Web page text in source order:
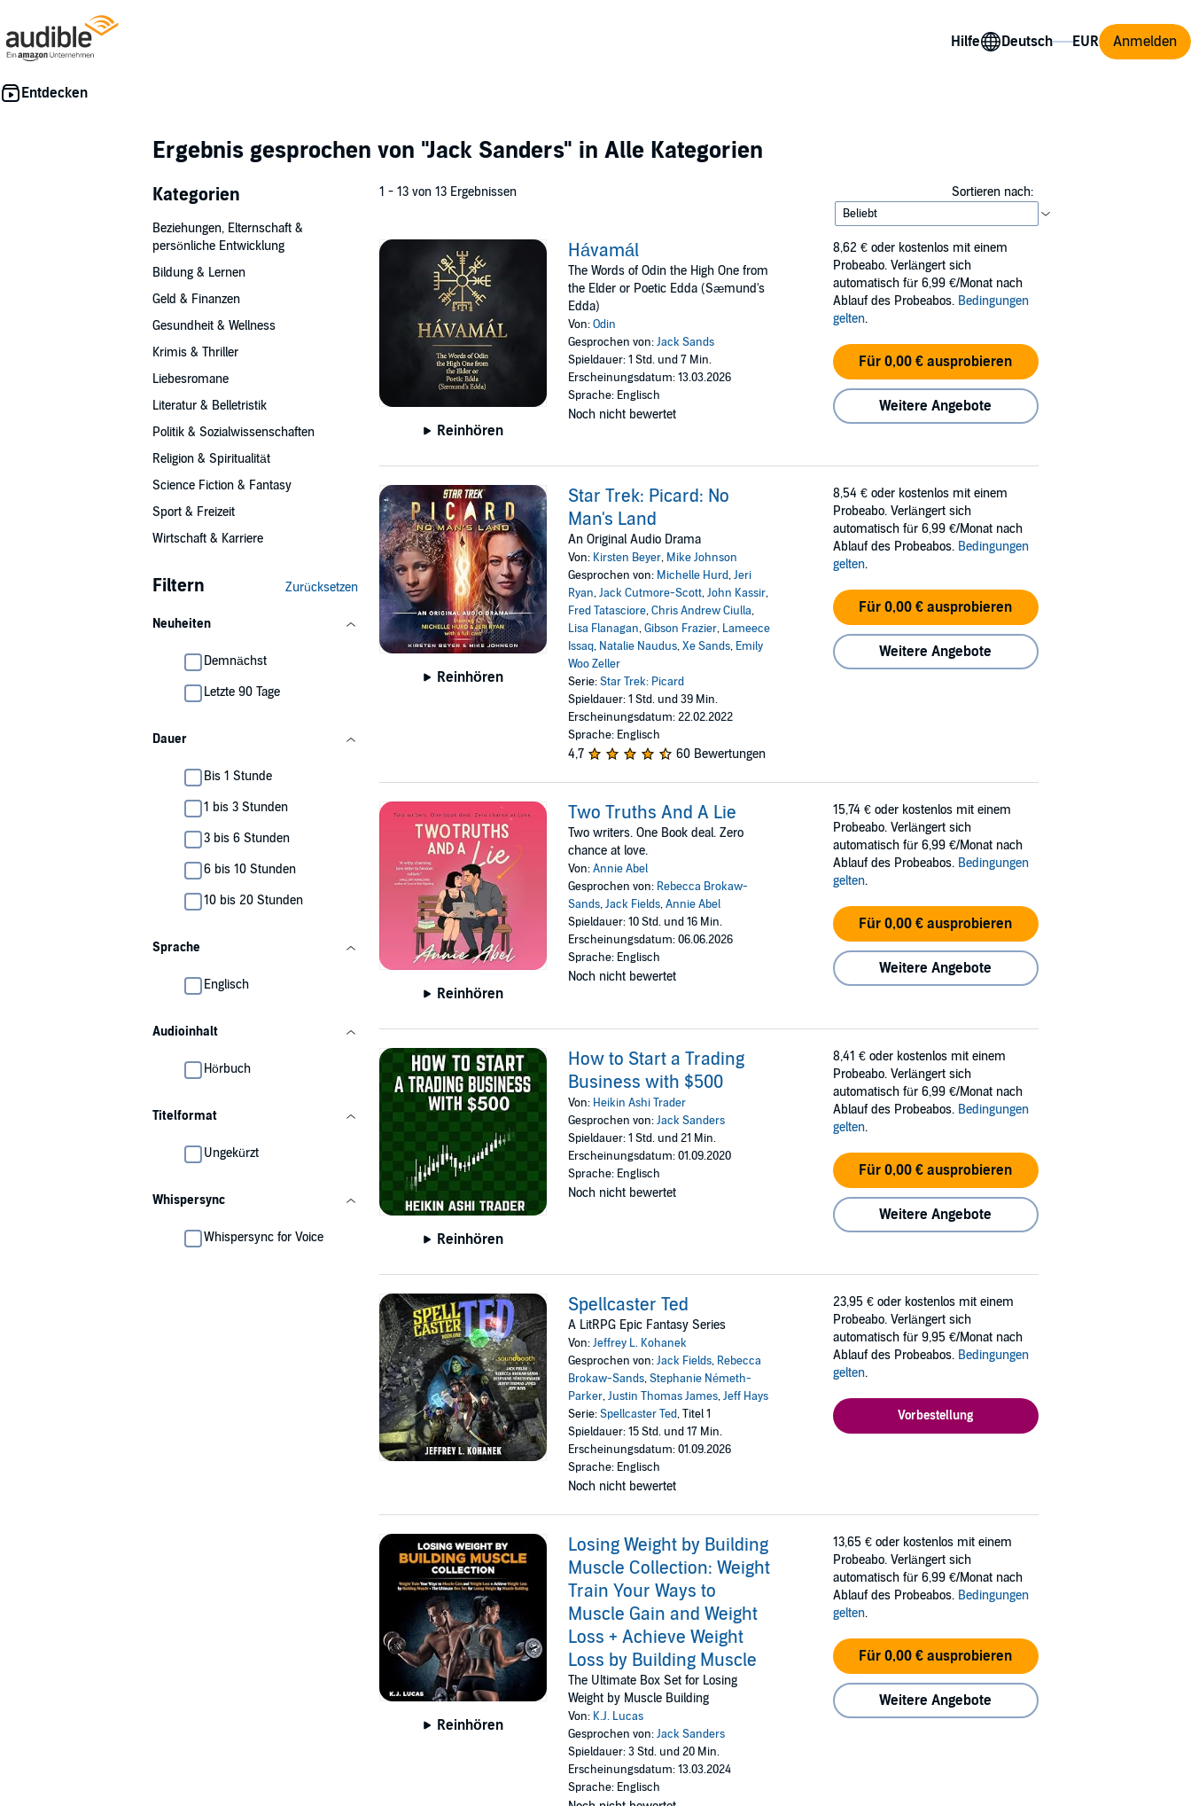
Hilfe Anmelden
Ergebnis gesprochen von "Jack Sanders" in Alle Kategorien
Kategorien
Beziehungen, Elternschaft &
persönliche Entwicklung
Bildung & Lernen
Geld & Finanzen
Gesundheit & Wellness
Krimis & Thriller
Liebesromane
Literatur & Belletristik
Politik & Sozialwissenschaften
Religion & Spiritualität
Science Fiction & Fantasy
Sport & Freizeit
Wirtschaft & Karriere
Filtern Zurücksetzen
Neuheiten
Demnächst
Letzte 90 Tage
Dauer
Bis 1 Stunde
1 bis 3 Stunden
3 bis 6 Stunden
6 bis 10 Stunden
10 bis 20 Stunden
Sprache
Englisch
Audioinhalt
Hörbuch
Titelformat
Ungekürzt
Whispersync
Whispersync for Voice
1 - 13 von 13 Ergebnissen Sortieren nach:
Reinhören
Hávamál
The Words of Odin the High One from
the Elder or Poetic Edda (Sæmund's
Edda)
Von:Odin
Gesprochen von:Jack Sands
Spieldauer: 1 Std. und 7 Min.
Erscheinungsdatum: 13.03.2026
Sprache: Englisch
Noch nicht bewertet
8,62 € oder kostenlos mit einem
Probeabo. Verlängert sich
automatisch für 6,99 €/Monat nach
Ablauf des Probeabos. Bedingungen
gelten.
Für 0,00 € ausprobieren
Weitere Angebote
Reinhören
Star Trek: Picard: No
Man's Land
An Original Audio Drama
Von: Kirsten Beyer, Mike Johnson
Gesprochen von: Michelle Hurd,Jeri
Ryan,Jack Cutmore-Scott,John Kassir,
Fred Tatasciore,Chris Andrew Ciulla,
Lisa Flanagan,Gibson Frazier, Lameece
Issaq, Natalie Naudus,Xe Sands, Emily
Woo Zeller
Serie:Star Trek: Picard
Spieldauer: 1 Std. und 39 Min.
Erscheinungsdatum: 22.02.2022
Sprache: Englisch
4,7 60 Bewertungen
8,54 € oder kostenlos mit einem
Probeabo. Verlängert sich
automatisch für 6,99 €/Monat nach
Ablauf des Probeabos. Bedingungen
gelten.
Für 0,00 € ausprobieren
Weitere Angebote
Reinhören
Two Truths And A Lie
Two writers. One Book deal. Zero
chance at love.
Von:Annie Abel
Gesprochen von: Rebecca Brokaw-
Sands,Jack Fields,Annie Abel
Spieldauer: 10 Std. und 16 Min.
Erscheinungsdatum: 06.06.2026
Sprache: Englisch
Noch nicht bewertet
15,74 € oder kostenlos mit einem
Probeabo. Verlängert sich
automatisch für 6,99 €/Monat nach
Ablauf des Probeabos. Bedingungen
gelten.
Für 0,00 € ausprobieren
Weitere Angebote
Reinhören
How to Start a Trading
Business with $500
Von: Heikin Ashi Trader
Gesprochen von:Jack Sanders
Spieldauer: 1 Std. und 21 Min.
Erscheinungsdatum: 01.09.2020
Sprache: Englisch
Noch nicht bewertet
8,41 € oder kostenlos mit einem
Probeabo. Verlängert sich
automatisch für 6,99 €/Monat nach
Ablauf des Probeabos. Bedingungen
gelten.
Für 0,00 € ausprobieren
Weitere Angebote
Spellcaster Ted
A LitRPG Epic Fantasy Series
Von:Jeffrey L. Kohanek
Gesprochen von:Jack Fields, Rebecca
Brokaw-Sands,Stephanie Németh-
Parker,Justin Thomas James,Jeff Hays
Serie:Spellcaster Ted, Titel 1
Spieldauer: 15 Std. und 17 Min.
Erscheinungsdatum: 01.09.2026
Sprache: Englisch
Noch nicht bewertet
23,95 € oder kostenlos mit einem
Probeabo. Verlängert sich
automatisch für 9,95 €/Monat nach
Ablauf des Probeabos. Bedingungen
gelten.
Vorbestellung
Reinhören
Losing Weight by Building
Muscle Collection: Weight
Train Your Ways to
Muscle Gain and Weight
Loss + Achieve Weight
Loss by Building Muscle
The Ultimate Box Set for Losing
Weight by Muscle Building
Von: K.J. Lucas
Gesprochen von:Jack Sanders
Spieldauer: 3 Std. und 20 Min.
Erscheinungsdatum: 13.03.2024
Sprache: Englisch
13,65 € oder kostenlos mit einem
Probeabo. Verlängert sich
automatisch für 6,99 €/Monat nach
Ablauf des Probeabos. Bedingungen
gelten.
Für 0,00 € ausprobieren
Weitere Angebote